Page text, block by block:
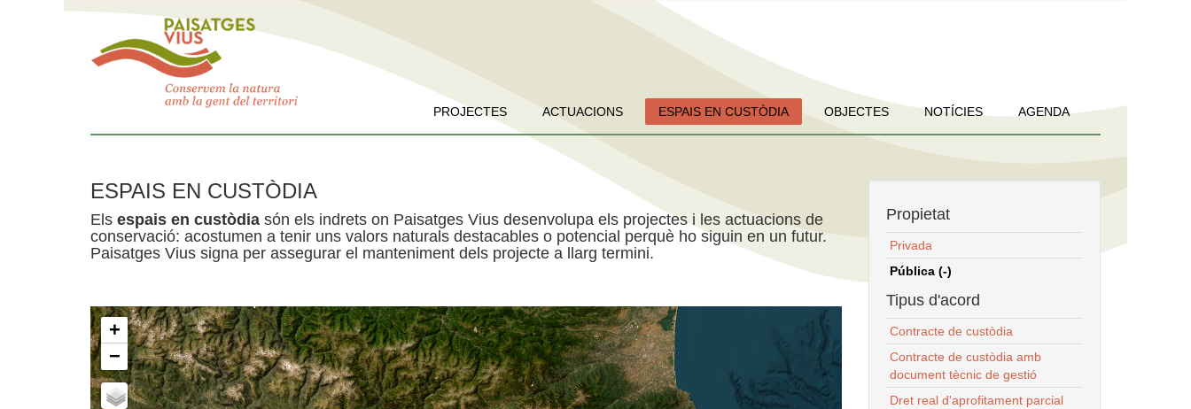
PROJECTES ACTUACIONS ESPAIS EN CUSTÒDIA OBJECTES NOTÍCIES AGENDA
ESPAIS EN CUSTÒDIA
Els espais en custòdia són els indrets on Paisatges Vius desenvolupa els projectes i les actuacions de
conservació: acostumen a tenir uns valors naturals destacables o potencial perquè ho siguin en un futur.
Paisatges Vius signa per assegurar el manteniment dels projecte a llarg termini.
+
−
Propietat
Privada
Pública (-)
Tipus d'acord
Contracte de custòdia
Contracte de custòdia amb
document tècnic de gestió
Dret real d'aprofitament parcial